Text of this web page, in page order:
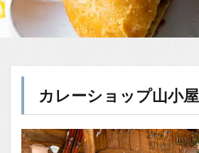
カレーショップ山小屋